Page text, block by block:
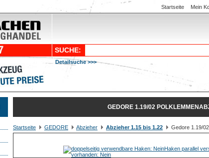
Startseite Mein
SUCHE:
Detailsuche >>>
GEDORE 1.19/02
Startseite GEDORE Abzieher Abzieher 1.15 bis 1.22 Gedore 1.19/